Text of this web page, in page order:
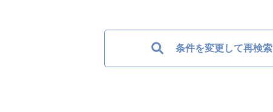
条件を変更して再検索